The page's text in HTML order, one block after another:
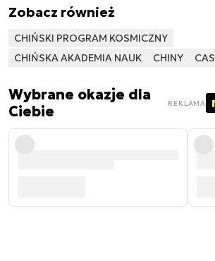
Zobacz również
CHIŃSKI PROGRAM KOSMICZNY
CHIŃSKA AKADEMIA NAUK
CHINY CAS
Wybrane okazje dla
Ciebie
REKLAMA